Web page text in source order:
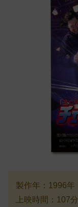
製作年：1996年
上映時間：107分